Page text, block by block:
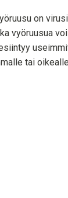
on
vyöruusua
tai